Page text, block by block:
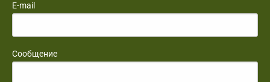
E-mail
Сообщение